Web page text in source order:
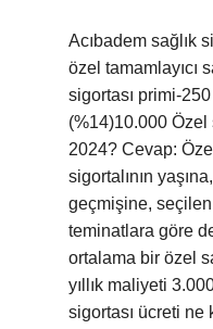
Acıbadem sağlık
özel tamamlayıcı
sigortası primi-
(%14)10.000 Özel
2024? Cevap:
sigortalının
geçmişine,
teminatlara göre
ortalama bir özel
yıllık maliyeti
sigortası ücreti ne